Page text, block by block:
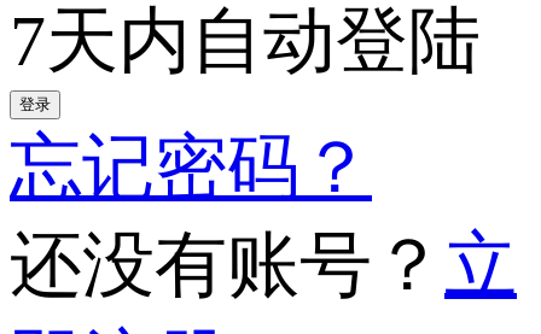
7天内自动登陆
登录
忘记密码？
还没有账号？ 立